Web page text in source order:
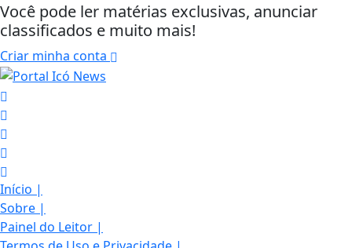
Você pode ler matérias exclusivas, anunciar
classificados e muito mais!
Criar minha conta
Início |
Sobre |
Painel do Leitor |